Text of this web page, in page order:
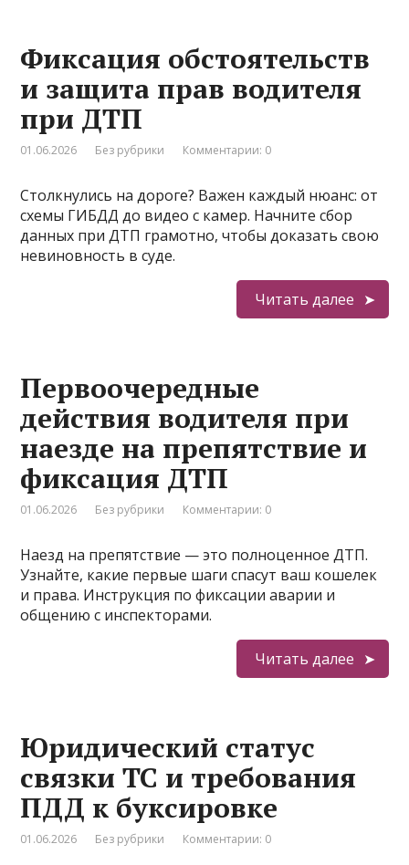
Фиксация обстоятельств
и защита прав водителя
при ДТП
01.06.2026 Без рубрики Комментарии: 0
Столкнулись на дороге? Важен каждый нюанс: от
схемы ГИБДД до видео с камер. Начните сбор
данных при ДТП грамотно, чтобы доказать свою
невиновность в суде.
Читать далее
Первоочередные
действия водителя при
наезде на препятствие и
фиксация ДТП
01.06.2026 Без рубрики Комментарии: 0
Наезд на препятствие — это полноценное ДТП.
Узнайте, какие первые шаги спасут ваш кошелек
и права. Инструкция по фиксации аварии и
общению с инспекторами.
Читать далее
Юридический статус
связки ТС и требования
ПДД к буксировке
01.06.2026 Без рубрики Комментарии: 0